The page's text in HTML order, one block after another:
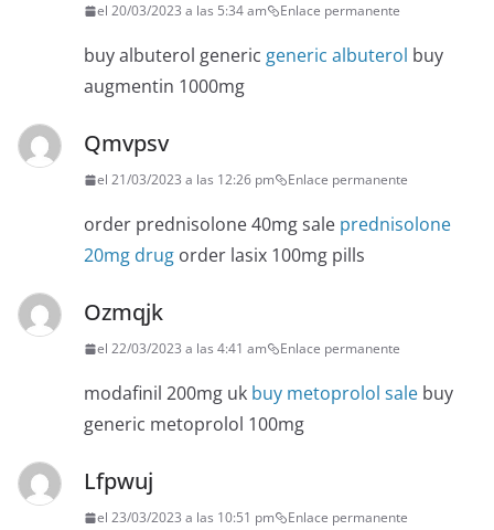
el 20/03/2023 a las 5:34 am Enlace permanente
buy albuterol generic generic albuterol buy
augmentin 1000mg
Qmvpsv
el 21/03/2023 a las 12:26 pm Enlace permanente
order prednisolone 40mg sale prednisolone
20mg drug order lasix 100mg pills
Ozmqjk
el 22/03/2023 a las 4:41 am Enlace permanente
modafinil 200mg uk buy metoprolol sale buy
generic metoprolol 100mg
Lfpwuj
el 23/03/2023 a las 10:51 pm Enlace permanente